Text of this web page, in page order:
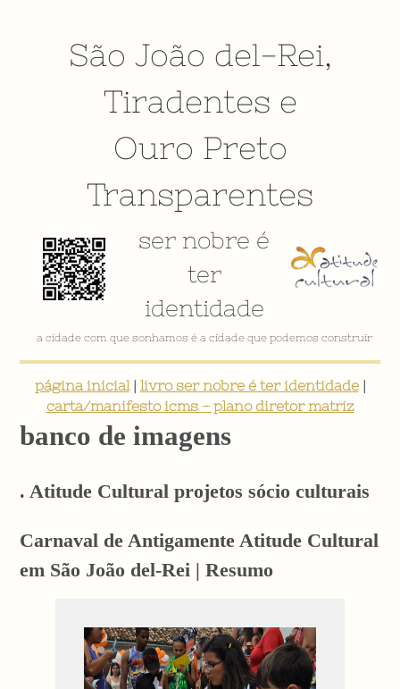
São João del-Rei,
Tiradentes e
Ouro Preto
Transparentes
ser nobre é
ter
identidade
VÍDEO INSTITUCIONAL
página inicial| livro ser nobre é ter identidade|
carta/manifesto icms - plano diretor matriz
banco de imagens
. Atitude Cultural projetos sócio culturais
Carnaval de Antigamente Atitude Cultural
em São João del-Rei | Resumo